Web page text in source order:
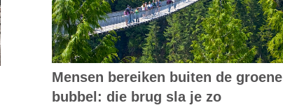
Mensen bereiken buiten de groene
bubbel: die brug sla je zo